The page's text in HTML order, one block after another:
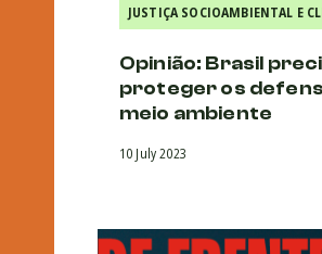
JUSTIÇA SOCIOAMBIENTAL E
Opinião: Brasil
proteger os
meio ambiente
10 July 2023